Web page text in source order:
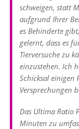
schweigen, statt
aufgrund Ihrer
es Behinderte
gelernt, dass es
Tierversuche zu
einzustehen. Ich
Schicksal einigen
Versprechungen
Das Ultima Ratio
Minuten zu